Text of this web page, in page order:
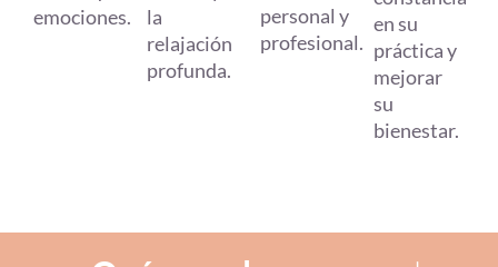
emociones.
la
relajación
profunda.
personal y
profesional.
en su
práctica y
mejorar
su
bienestar.